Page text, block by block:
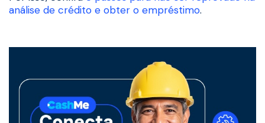
análise de crédito e obter o empréstimo.